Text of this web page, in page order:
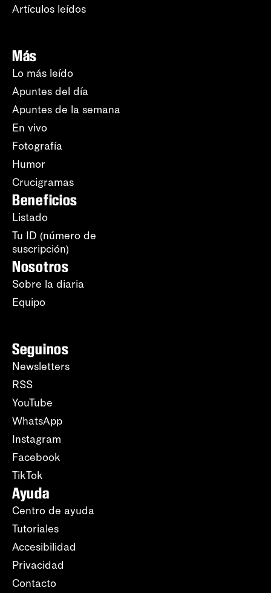
Artículos leídos
Más
Lo más leído
Apuntes del día
Apuntes de la semana
En vivo
Fotografía
Humor
Crucigramas
Beneficios
Listado
Tu ID (número de
suscripción)
Nosotros
Sobre la diaria
Equipo
Seguinos
Newsletters
RSS
YouTube
WhatsApp
Instagram
Facebook
TikTok
Ayuda
Centro de ayuda
Tutoriales
Accesibilidad
Privacidad
Contacto